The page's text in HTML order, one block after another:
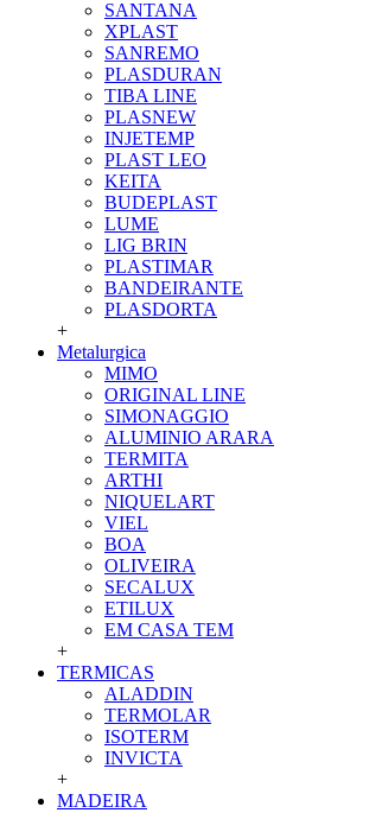
SANTANA
XPLAST
SANREMO
PLASDURAN
TIBA LINE
PLASNEW
INJETEMP
PLAST LEO
KEITA
BUDEPLAST
LUME
LIG BRIN
PLASTIMAR
BANDEIRANTE
PLASDORTA
+
Metalurgica
MIMO
ORIGINAL LINE
SIMONAGGIO
ALUMINIO ARARA
TERMITA
ARTHI
NIQUELART
VIEL
BOA
OLIVEIRA
SECALUX
ETILUX
EM CASA TEM
+
TERMICAS
ALADDIN
TERMOLAR
ISOTERM
INVICTA
+
MADEIRA